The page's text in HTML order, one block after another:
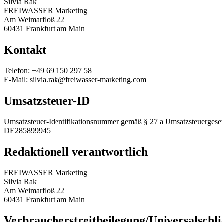
Silvia Rak
FREIWASSER Marketing
Am Weimarfloß 22
60431 Frankfurt am Main
Kontakt
Telefon: +49 69 150 297 58
E-Mail: silvia.rak@freiwasser-marketing.com
Umsatzsteuer-ID
Umsatzsteuer-Identifikationsnummer gemäß § 27 a
DE285899945
Redaktionell verantwortlich
FREIWASSER Marketing
Silvia Rak
Am Weimarfloß 22
60431 Frankfurt am Main